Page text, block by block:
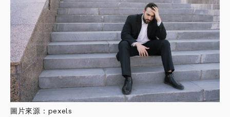
圖片來源：pexels